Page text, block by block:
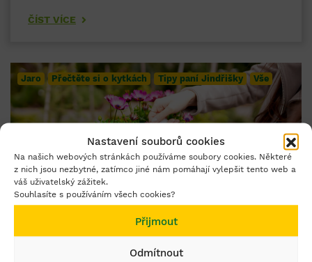
Nastavení souborů cookies
Na našich webových stránkách používáme soubory cookies. Některé
z nich jsou nezbytné, zatímco jiné nám pomáhají vylepšit tento web a
váš uživatelský zážitek.
Souhlasíte s používáním všech cookies?
Přijmout
Odmítnout
ČÍST VÍCE
Jaro Přečtěte si o kytkách Tipy paní Jindřišky Vše
Od A do Z o hnojení rostlin